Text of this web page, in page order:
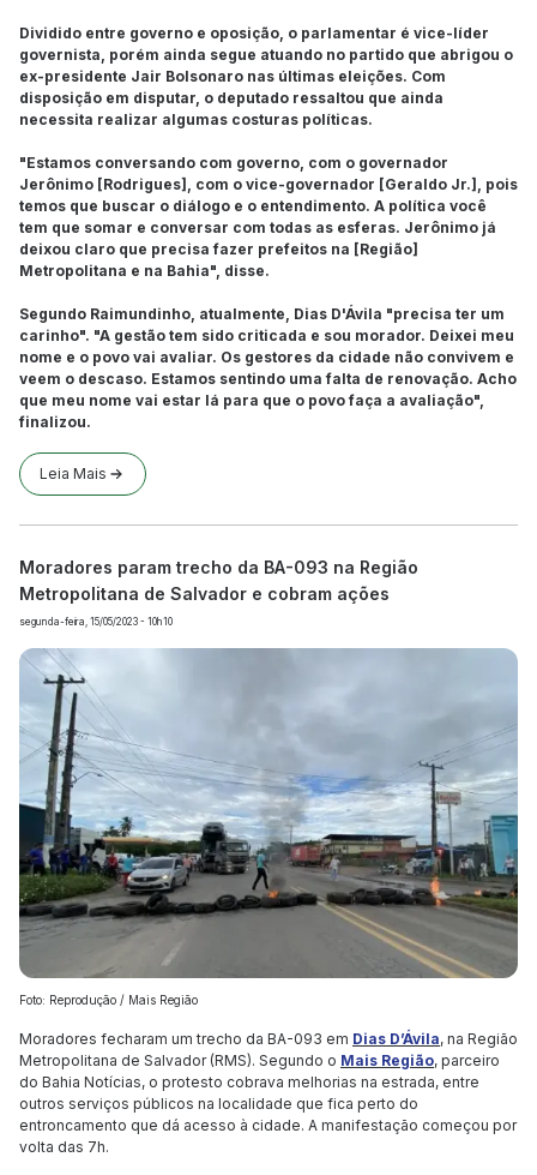
Dividido entre governo e oposição, o parlamentar é vice-líder
governista, porém ainda segue atuando no partido que abrigou o
ex-presidente Jair Bolsonaro nas últimas eleições. Com
disposição em disputar, o deputado ressaltou que ainda
necessita realizar algumas costuras políticas.
"Estamos conversando com governo, com o governador
Jerônimo [Rodrigues], com o vice-governador [Geraldo Jr.], pois
temos que buscar o diálogo e o entendimento. A política você
tem que somar e conversar com todas as esferas. Jerônimo já
deixou claro que precisa fazer prefeitos na [Região]
Metropolitana e na Bahia", disse.
Segundo Raimundinho, atualmente, Dias D'Ávila "precisa ter um
carinho". "A gestão tem sido criticada e sou morador. Deixei meu
nome e o povo vai avaliar. Os gestores da cidade não convivem e
veem o descaso. Estamos sentindo uma falta de renovação. Acho
que meu nome vai estar lá para que o povo faça a avaliação",
finalizou.
Leia Mais
Moradores param trecho da BA-093 na Região
Metropolitana de Salvador e cobram ações
segunda-feira, 15/05/2023 - 10h10
Foto: Reprodução / Mais Região
Moradores fecharam um trecho da BA-093 em Dias D’Ávila, na Região
Metropolitana de Salvador (RMS). Segundo o Mais Região, parceiro
do Bahia Notícias, o protesto cobrava melhorias na estrada, entre
outros serviços públicos na localidade que fica perto do
entroncamento que dá acesso à cidade. A manifestação começou por
volta das 7h.